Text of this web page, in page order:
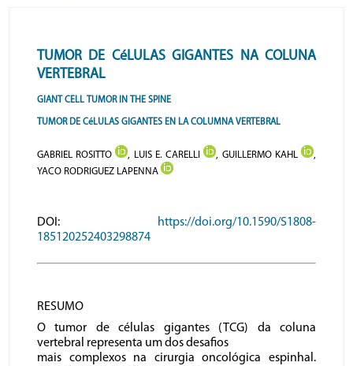
TUMOR DE CéLULAS GIGANTES NA COLUNA
VERTEBRAL
GIANT CELL TUMOR IN THE SPINE
TUMOR DE CéLULAS GIGANTES EN LA COLUMNA VERTEBRAL
GABRIEL ROSITTO , LUIS E. CARELLI , GUILLERMO KAHL
,
YACO RODRIGUEZ LAPENNA
DOI:
https://doi.org/10.1590/S1808-
185120252403298874
RESUMO
O tumor de células gigantes (TCG) da coluna
vertebral representa um dos desafios
mais complexos na cirurgia oncológica espinhal.